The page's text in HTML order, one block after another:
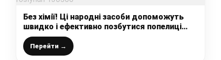
Без хімії! Ці народні засоби допоможуть
швидко і ефективно позбутися попелиці
(тлі) на ваших рослинах!
Перейти →